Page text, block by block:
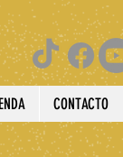
CONTACTO